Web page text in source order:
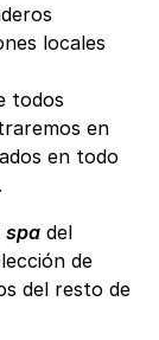
locales
todos
en
en todo
spa del
de
del resto de